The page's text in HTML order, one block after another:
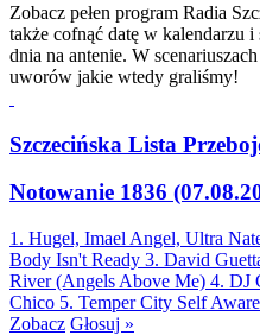
Zobacz pełen program Radia
także cofnąć datę w kalendarzu
dnia na antenie. W
uworów jakie wtedy graliśmy!
Szczecińska Lista
Notowanie 1836
1. Hugel, Imael Angel, Ultra
Body Isn't Ready 3. David
River (Angels Above Me) 4. DJ
Chico 5. Temper City Self Aware
Zobacz Głosuj »